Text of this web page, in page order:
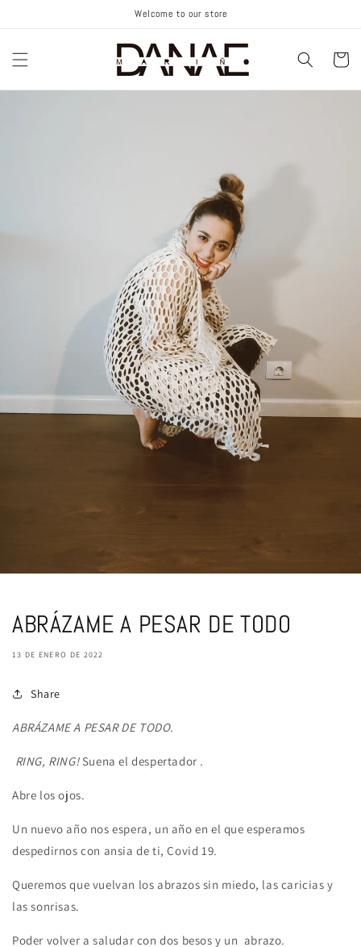
Welcome to our store
Carrito
ABRÁZAME A PESAR DE TODO
13 DE ENERO DE 2022
Share
ABRÁZAME A PESAR DE TODO.
RING, RING! Suena el despertador .
Abre los ojos.
Un nuevo año nos espera, un año en el que esperamos
despedirnos con ansia de ti, Covid 19.
Queremos que vuelvan los abrazos sin miedo, las caricias y
las sonrisas.
Poder volver a saludar con dos besos y un abrazo.